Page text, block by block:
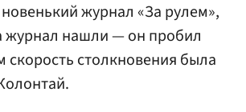
журнал «За рулем»,
журнал нашли — он пробил
столкновения была